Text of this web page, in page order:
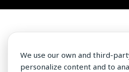
We use our own and third-
personalize content and to